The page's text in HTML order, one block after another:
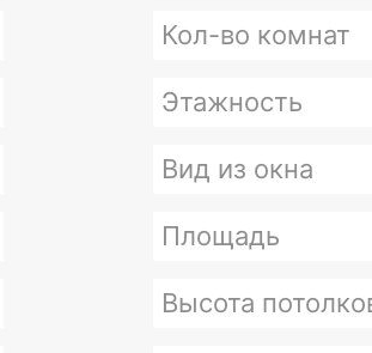
Кол-во комнат
Этажность
Вид из окна
Площадь
Высота